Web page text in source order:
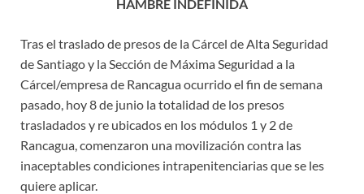
HAMBRE INDEFINIDA
Tras el traslado de presos de la Cárcel de Alta Seguridad
de Santiago y la Sección de Máxima Seguridad a la
Cárcel/empresa de Rancagua ocurrido el fin de semana
pasado, hoy 8 de junio la totalidad de los presos
trasladados y re ubicados en los módulos 1 y 2 de
Rancagua, comenzaron una movilización contra las
inaceptables condiciones intrapenitenciarias que se les
quiere aplicar.